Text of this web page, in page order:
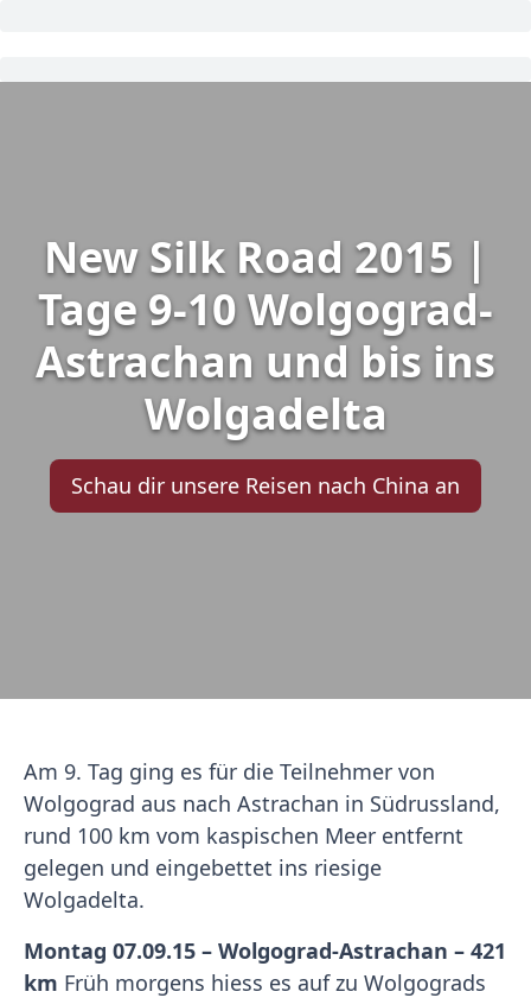
New Silk Road 2015 |
Tage 9-10 Wolgograd-
Astrachan und bis ins
Wolgadelta
Schau dir unsere Reisen nach China an
Am 9. Tag ging es für die Teilnehmer von
Wolgograd aus nach Astrachan in Südrussland,
rund 100 km vom kaspischen Meer entfernt
gelegen und eingebettet ins riesige
Wolgadelta.
Montag 07.09.15 – Wolgograd-Astrachan – 421
km Früh morgens hiess es auf zu Wolgograds